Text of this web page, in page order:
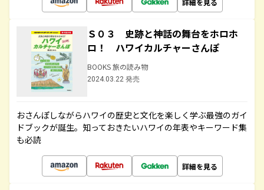
Ｓ０３ 史跡と神話の舞台をホロホ
ロ！ ハワイカルチャーさんぽ
BOOKS 旅の読み物
2024.03.22 発売
おさんぽしながらハワイの歴史と文化を楽しく学ぶ最強のガイ
ドブックが誕生。知っておきたいハワイの年表やキーワード集
も必読
詳細を見る